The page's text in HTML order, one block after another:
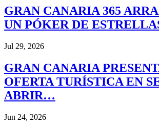
GRAN CANARIA 365
UN PÓKER DE
Jul 29, 2026
GRAN CANARIA
OFERTA TURÍSTICA EN
ABRIR…
Jun 24, 2026